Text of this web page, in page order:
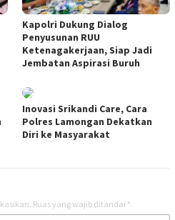
Kapolri Dukung Dialog
Penyusunan RUU
Ketenagakerjaan, Siap Jadi
Jembatan Aspirasi Buruh
Inovasi Srikandi Care, Cara
Polres Lamongan Dekatkan
Diri ke Masyarakat
Ruas yang wajib ditandai *